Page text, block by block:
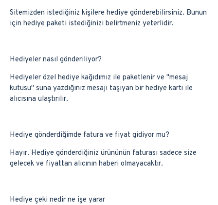
Sitemizden istediğiniz kişilere hediye gönderebilirsiniz. Bunun
için hediye paketi istediğinizi belirtmeniz yeterlidir.
Hediyeler nasıl gönderiliyor?
Hediyeler özel hediye kağıdımız ile paketlenir ve ''mesaj
kutusu'' suna yazdığınız mesajı taşıyan bir hediye kartı ile
alıcısına ulaştırılır.
Hediye gönderdiğimde fatura ve fiyat gidiyor mu?
Hayır. Hediye gönderdiğiniz ürününün faturası sadece size
gelecek ve fiyattan alıcının haberi olmayacaktır.
Hediye çeki nedir ne işe yarar